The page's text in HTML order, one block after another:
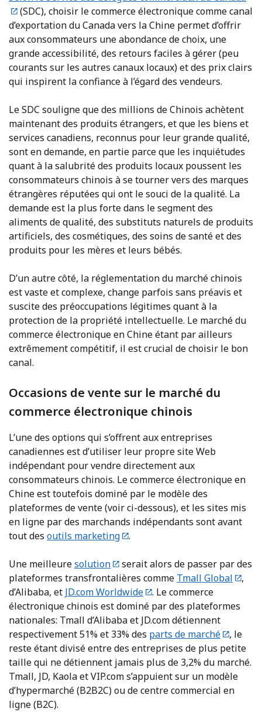
(SDC), choisir le commerce électronique comme canal
d’exportation du Canada vers la Chine permet d’offrir
aux consommateurs une abondance de choix, une
grande accessibilité, des retours faciles à gérer (peu
courants sur les autres canaux locaux) et des prix clairs
qui inspirent la confiance à l’égard des vendeurs.
Le SDC souligne que des millions de Chinois achètent
maintenant des produits étrangers, et que les biens et
services canadiens, reconnus pour leur grande qualité,
sont en demande, en partie parce que les inquiétudes
quant à la salubrité des produits locaux poussent les
consommateurs chinois à se tourner vers des marques
étrangères réputées qui ont le souci de la qualité. La
demande est la plus forte dans le segment des
aliments de qualité, des substituts naturels de produits
artificiels, des cosmétiques, des soins de santé et des
produits pour les mères et leurs bébés.
D’un autre côté, la réglementation du marché chinois
est vaste et complexe, change parfois sans préavis et
suscite des préoccupations légitimes quant à la
protection de la propriété intellectuelle. Le marché du
commerce électronique en Chine étant par ailleurs
extrêmement compétitif, il est crucial de choisir le bon
canal.
Occasions de vente sur le marché du
commerce électronique chinois
L’une des options qui s’offrent aux entreprises
canadiennes est d’utiliser leur propre site Web
indépendant pour vendre directement aux
consommateurs chinois. Le commerce électronique en
Chine est toutefois dominé par le modèle des
plateformes de vente (voir ci-dessous), et les sites mis
en ligne par des marchands indépendants sont avant
tout des outils marketing .
Une meilleuresolution
serait alors de passer par des
plateformes transfrontalières comme Tmall Global
,
d’Alibaba, et JD.com Worldwide
. Le commerce
électronique chinois est dominé par des plateformes
nationales: Tmall d’Alibaba et JD.com détiennent
respectivement 51% et 33% des parts de marché
, le
reste étant divisé entre des entreprises de plus petite
taille qui ne détiennent jamais plus de 3,2% du marché.
Tmall, JD, Kaola et VIP.com s’appuient sur un modèle
d’hypermarché (B2B2C) ou de centre commercial en
ligne (B2C).